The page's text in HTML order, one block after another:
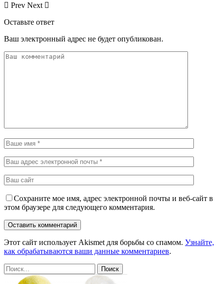
Prev Next
Оставьте ответ
Ваш электронный адрес не будет опубликован.
Сохраните мое имя, адрес электронной почты и веб-сайт в
этом браузере для следующего комментария.
Этот сайт использует Akismet для борьбы со спамом. Узнайте,
как обрабатываются ваши данные комментариев.